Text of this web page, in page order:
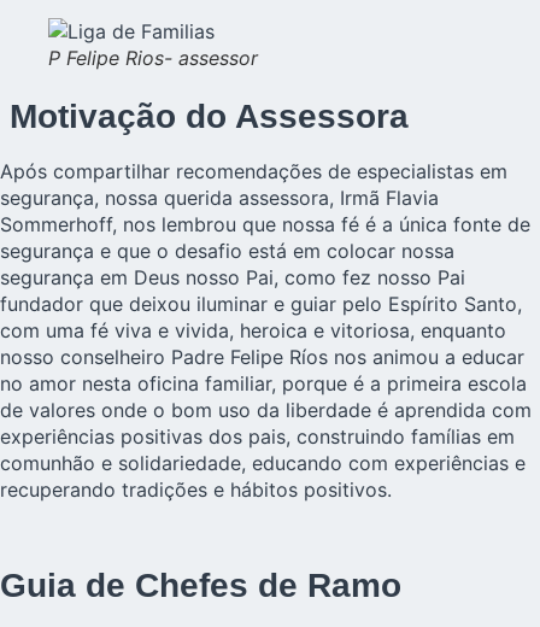
P Felipe Rios- assessor
Motivação do Assessora
Após compartilhar recomendações de especialistas em
segurança, nossa querida assessora, Irmã Flavia
Sommerhoff, nos lembrou que nossa fé é a única fonte de
segurança e que o desafio está em colocar nossa
segurança em Deus nosso Pai, como fez nosso Pai
fundador que deixou iluminar e guiar pelo Espírito Santo,
com uma fé viva e vivida, heroica e vitoriosa, enquanto
nosso conselheiro Padre Felipe Ríos nos animou a educar
no amor nesta oficina familiar, porque é a primeira escola
de valores onde o bom uso da liberdade é aprendida com
experiências positivas dos pais, construindo famílias em
comunhão e solidariedade, educando com experiências e
recuperando tradições e hábitos positivos.
Guia de Chefes de Ramo